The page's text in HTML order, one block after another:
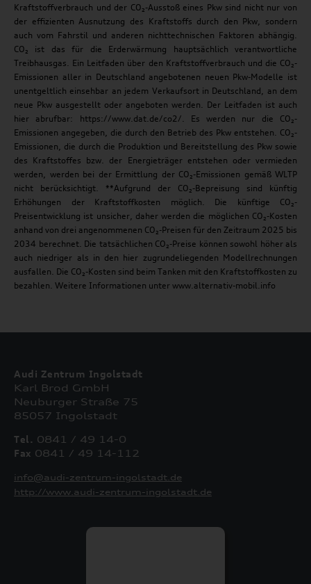
Kraftstoffverbrauch und der CO₂-Ausstoß eines Pkw sind nicht nur von
der effizienten Ausnutzung des Kraftstoffs durch den Pkw, sondern
auch vom Fahrstil und anderen nichttechnischen Faktoren abhängig.
CO₂ ist das für die Erderwärmung hauptsächlich verantwortliche
Treibhausgas. Ein Leitfaden über den Kraftstoffverbrauch und die CO₂-
Emissionen aller in Deutschland angebotenen neuen Pkw-Modelle ist
unentgeltlich einsehbar an jedem Verkaufsort in Deutschland, an dem
neue Pkw ausgestellt oder angeboten werden. Der Leitfaden ist auch
hier abrufbar: https://www.dat.de/co2/. Es werden nur die CO₂-
Emissionen angegeben, die durch den Betrieb des Pkw entstehen. CO₂-
Emissionen, die durch die Produktion und Bereitstellung des Pkw sowie
des Kraftstoffes bzw. der Energieträger entstehen oder vermieden
werden, werden bei der Ermittlung der CO₂-Emissionen gemäß WLTP
nicht berücksichtigt. **Aufgrund der CO₂-Bepreisung sind künftig
Erhöhungen der Kraftstoffkosten möglich. Die künftige CO₂-
Preisentwicklung ist unsicher, daher werden die möglichen CO₂-Kosten
anhand von drei angenommenen CO₂-Preisen für den Zeitraum 2025 bis
2034 berechnet. Die tatsächlichen CO₂-Preise können sowohl höher als
auch niedriger als in den hier zugrundeliegenden Modellrechnungen
ausfallen. Die CO₂-Kosten sind beim Tanken mit den Kraftstoffkosten zu
bezahlen. Weitere Informationen unter www.alternativ-mobil.info
Audi Zentrum Ingolstadt
Karl Brod GmbH
Neuburger Straße 75
85057 Ingolstadt
Tel. 0841 / 49 14-0
Fax 0841 / 49 14-112
info@audi-zentrum-ingolstadt.de
http://www.audi-zentrum-ingolstadt.de